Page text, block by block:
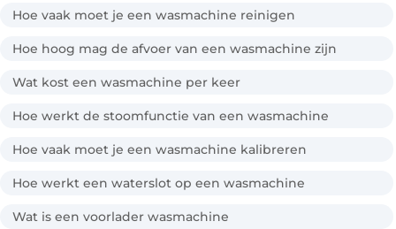
Hoe vaak moet je een wasmachine reinigen
Hoe hoog mag de afvoer van een wasmachine zijn
Wat kost een wasmachine per keer
Hoe werkt de stoomfunctie van een wasmachine
Hoe vaak moet je een wasmachine kalibreren
Hoe werkt een waterslot op een wasmachine
Wat is een voorlader wasmachine